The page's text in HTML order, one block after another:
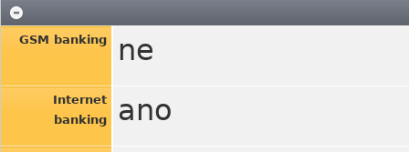
GSM banking ne
Internet
banking
ano